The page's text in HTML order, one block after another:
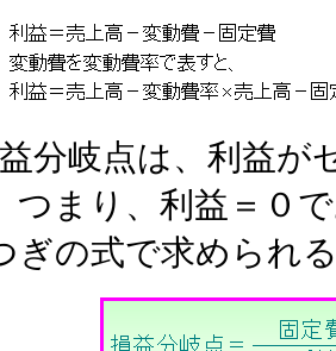
分岐点は、利益が
つまり、利益＝０
ぎの式で求められ